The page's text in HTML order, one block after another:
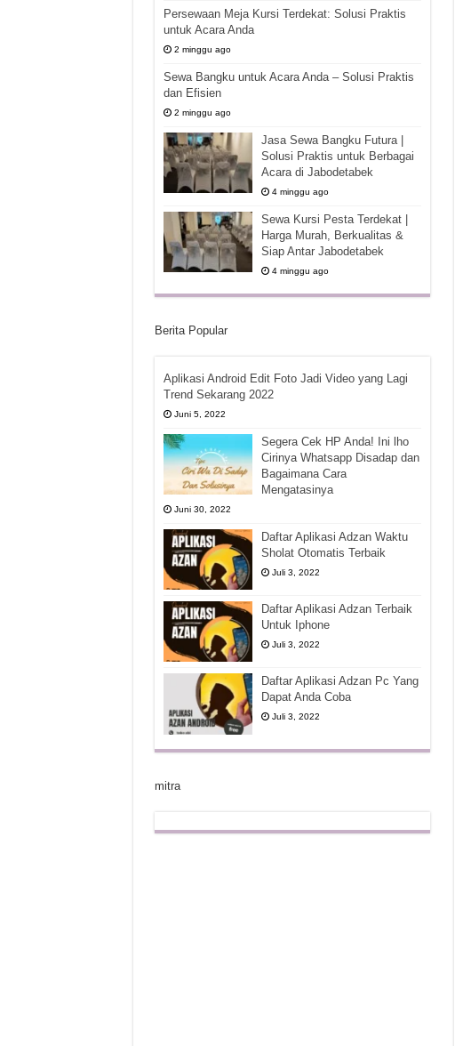
Persewaan Meja Kursi Terdekat: Solusi Praktis
untuk Acara Anda
2 minggu ago
Sewa Bangku untuk Acara Anda – Solusi Praktis
dan Efisien
2 minggu ago
Jasa Sewa Bangku Futura |
Solusi Praktis untuk Berbagai
Acara di Jabodetabek
4 minggu ago
Sewa Kursi Pesta Terdekat |
Harga Murah, Berkualitas &
Siap Antar Jabodetabek
4 minggu ago
Berita Popular
Aplikasi Android Edit Foto Jadi Video yang Lagi
Trend Sekarang 2022
Juni 5, 2022
Segera Cek HP Anda! Ini lho
Cirinya Whatsapp Disadap dan
Bagaimana Cara
Mengatasinya
Juni 30, 2022
Daftar Aplikasi Adzan Waktu
Sholat Otomatis Terbaik
Juli 3, 2022
Daftar Aplikasi Adzan Terbaik
Untuk Iphone
Juli 3, 2022
Daftar Aplikasi Adzan Pc Yang
Dapat Anda Coba
Juli 3, 2022
mitra